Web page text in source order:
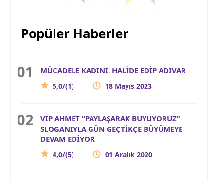
Popüler Haberler
MÜCADELE KADINI: HALİDE EDİP ADIVAR
5,0/(1) 18 Mayıs 2023
VİP AHMET “PAYLAŞARAK BÜYÜYORUZ”
SLOGANIYLA GÜN GEÇTİKÇE BÜYÜMEYE
DEVAM EDİYOR
4,0/(5) 01 Aralık 2020